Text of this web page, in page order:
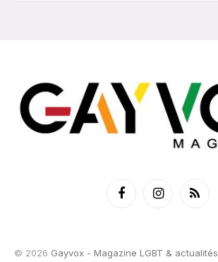
FacebookInstagramRSS
© 2026 Gayvox - Magazine LGBT & actualités